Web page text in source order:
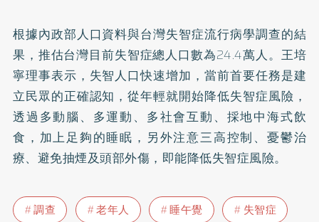
根據內政部人口資料與台灣失智症流行病學調查的結
果，推估台灣目前失智症總人口數為24.4萬人。王培
寧理事表示，失智人口快速增加，當前首要任務是建
立民眾的正確認知，從年輕就開始降低失智症風險，
透過多動腦、多運動、多社會互動、採地中海式飲
食，加上足夠的睡眠，另外注意三高控制、憂鬱治
療、避免抽煙及頭部外傷，即能降低失智症風險。
調查 老年人 睡午覺
失智症